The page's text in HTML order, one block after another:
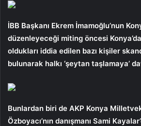
İBB Başkanı Ekrem İmamoğlu’nun
düzenleyeceği miting öncesi
oldukları iddia edilen bazı kişiler
bulunarak halkı ‘şeytan taşlamaya’
Bunlardan biri de AKP Konya
Özboyacı’nın danışmanı Sami